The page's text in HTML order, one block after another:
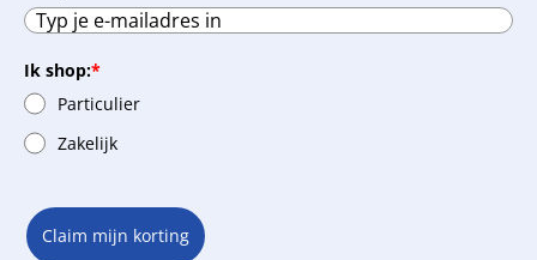
Ik shop:*
Particulier
Zakelijk
Claim mijn korting